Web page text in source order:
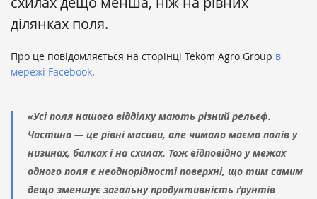
ділянках поля.
Про це повідомляється на сторінці Tekom Agro Group в
мережі Facebook.
«Усі поля нашого відділку мають різний рельєф.
Частина — це рівні масиви, але чимало маємо полів у
низинах, балках і на схилах. Тож відповідно у межах
одного поля є неоднорідності поверхні, що тим самим
дещо зменшує загальну продуктивність ґрунтів